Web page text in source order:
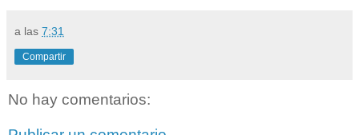
a las 7:31
Compartir
No hay comentarios: